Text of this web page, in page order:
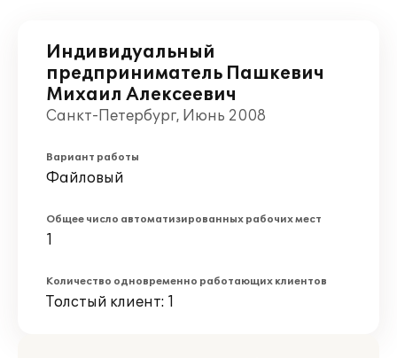
Индивидуальный
предприниматель Пашкевич
Михаил Алексеевич
Санкт-Петербург, Июнь 2008
Вариант работы
Файловый
Общее число автоматизированных рабочих мест
1
Количество одновременно работающих клиентов
Толстый клиент: 1